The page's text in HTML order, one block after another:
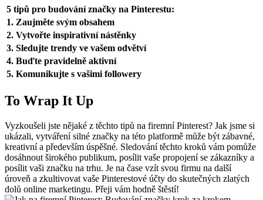
5 tipů pro budování značky na Pinterestu:
1. Zaujměte svým obsahem
2. Vytvořte inspirativní nástěnky
3. Sledujte trendy ve vašem odvětví
4. Buďte pravidelně aktivní
5. Komunikujte s vašimi followery
To Wrap It Up
Vyzkoušeli jste nějaké z těchto tipů na firemní Pinterest? Jak jsme si
ukázali, vytváření silné značky na této platformě může být zábavné,
kreativní a především úspěšné. Sledování těchto kroků vám pomůže
dosáhnout širokého publikum, posílit vaše propojení se zákazníky a
posílit vaši značku na trhu. Je na čase vzít svou firmu na další
úroveň a zkultivovat vaše Pinterestové účty do skutečných zlatých
dolů online marketingu. Přeji vám hodně štěstí!